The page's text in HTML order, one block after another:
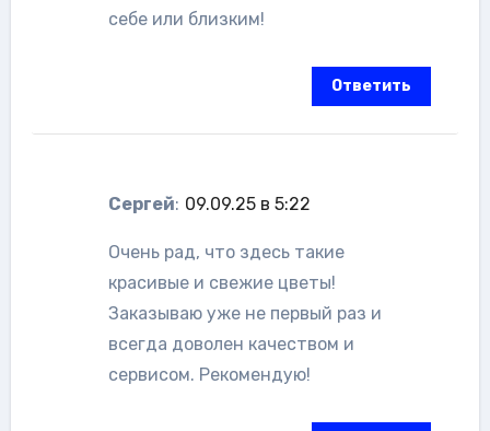
себе или близким!
Ответить
Сергей: 09.09.25 в 5:22
Очень рад, что здесь такие
красивые и свежие цветы!
Заказываю уже не первый раз и
всегда доволен качеством и
сервисом. Рекомендую!